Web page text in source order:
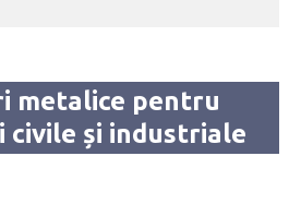
metalice pentru
civile și industriale